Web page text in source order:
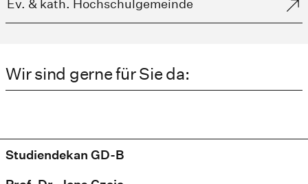
Ev. & kath. Hochschulgemeinde
Wir sind gerne für Sie da:
Studiendekan GD-B